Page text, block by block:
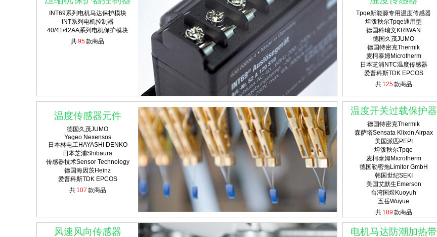
INT69系列电机马达保护模块
INT系列电机控制器
40/41/42AA系列电机保护模块
共95款商品
Tpqe新能源专用温度传感器
坦泼秋尔Tpqe通用型
德国科瑞文KRIWAN
德国久茂JUMO
德国特密克Thermik
麦柯泰姆Microtherm
日本芝浦NTC温度传感器
爱普科斯TDK EPCOS
共 125款商品
温度传感器元件
德国久茂JUMO
Yageo Nexensos
日本林电工HAYASHI DENKO
日本芝浦Shibaura
传感器技术Sensor Technology
德国海因茨Heinz
爱普科斯TDK EPCOS
共 107 款商品
温度开关过载保护器
德国特密克Thermik
森萨塔Sensata Klixon Airpax
美国派匹PEPI
坦泼秋尔Tpqe
麦柯泰姆Microtherm
德国勒密拖Limitor GmbH
韩国世纪SEKI
美国艾默生Emerson
台湾国煜Kuoyuh
五岳Wuyue
共 189 款商品
风速风向传感器 电机马达防潮加热带